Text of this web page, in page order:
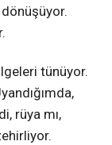
tünüyor.
rüya mı,